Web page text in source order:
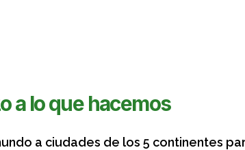
a lo que hacemos
a ciudades de los 5 continentes